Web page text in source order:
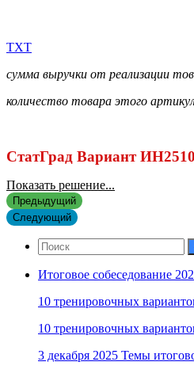
TXT
сумма выручки от реализации
количество товара этого
СтатГрад Вариант
Показать решение...
Предыдущий
Следующий
Итоговое собеседование
10 тренировочных
10 тренировочных
3 декабря 2025 Темы